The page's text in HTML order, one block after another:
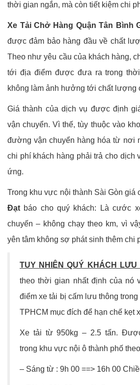
thời gian ngắn, mà còn tiết kiệm chi
Xe Tải Chở Hàng Quận Tân Bình
được đảm bảo hàng đầu về chất
Theo như yêu cầu của khách hàng,
tới địa điểm được đưa ra trong
không làm ảnh hưởng tới chất lượng
Giá thành của dịch vụ được định
vận chuyển. Vì thế, tùy thuộc vào
đường vận chuyển hàng hóa từ nơi
chi phí khách hàng phải trả cho dịch
ứng.
Trong khu vực nội thành Sài Gòn giá
Đạt báo cho quý khách: Là cước
chuyến – không chạy theo km, vì
yên tâm không sợ phát sinh thêm chi
TUY NHIÊN QUÝ KHÁCH LƯU
theo thời gian nhất định của nó
điểm xe tải bị cấm lưu thông
TPHCM mục đích để hạn chế kẹt
Xe tải từ 950kg – 2.5 tấn.
trong khu vực nội ô thành phố
– Sáng từ : 9h 00 ==> 16h 00